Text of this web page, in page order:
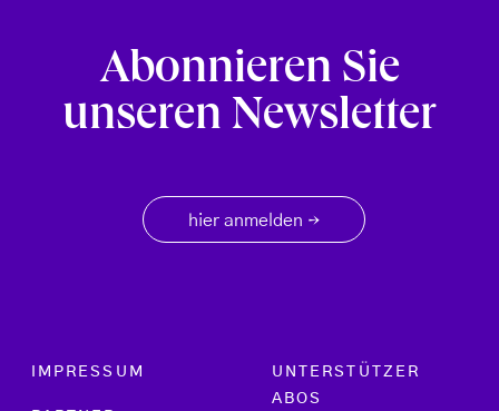
Abonnieren Sie
unseren Newsletter
hier anmelden →
Footer menu
IMPRESSUM
UNTERSTÜTZER
ABOS